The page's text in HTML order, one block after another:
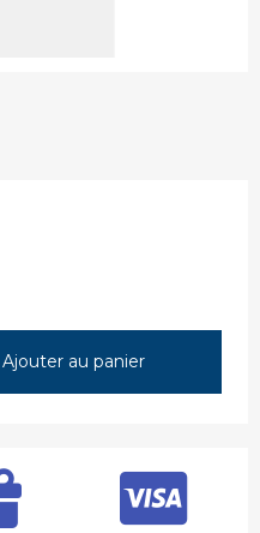
Ajouter au panier